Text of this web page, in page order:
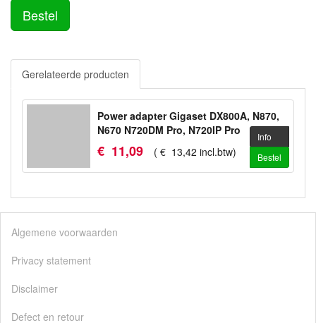
Bestel
Gerelateerde producten
Power adapter Gigaset DX800A, N870,
N670 N720DM Pro, N720IP Pro
€ 11,09 ( € 13,42 incl.btw)
Info
Bestel
Algemene voorwaarden
Privacy statement
Disclaimer
Defect en retour